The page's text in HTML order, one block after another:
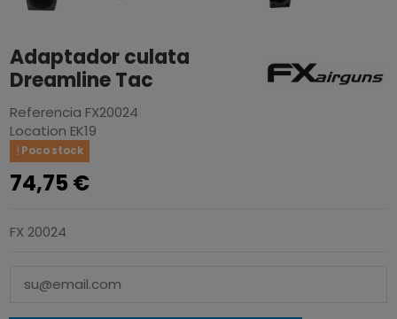
Adaptador culata
Dreamline Tac
Referencia FX20024
Location EK19
Poco stock
74,75 €
FX 20024